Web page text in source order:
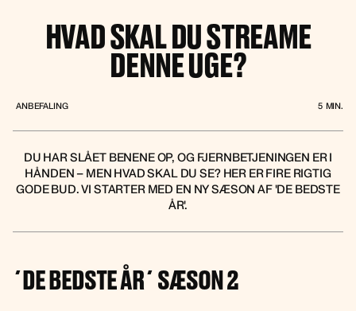
HVAD SKAL DU STREAME
DENNE UGE?
ANBEFALING 5 MIN.
DU HAR SLÅET BENENE OP, OG FJERNBETJENINGEN ER I
HÅNDEN – MEN HVAD SKAL DU SE? HER ER FIRE RIGTIG
GODE BUD. VI STARTER MED EN NY SÆSON AF 'DE BEDSTE
ÅR'.
´DE BEDSTE ÅR´ SÆSON 2